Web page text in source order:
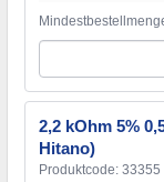
2,2 kOhm 5%
Hitano)
Produktcode: 33355